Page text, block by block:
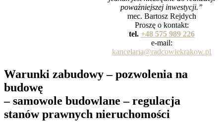
poważniejszej inwestycji.”
mec. Bartosz Rejdych
Proszę o kontakt:
tel. +48 575 989 226
e-mail:
kancelaria@radcowiekrakow.pl
Warunki zabudowy – pozwolenia na
budowę
– samowole budowlane – regulacja
stanów prawnych nieruchomości